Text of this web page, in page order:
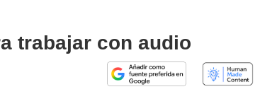
trabajar con audio